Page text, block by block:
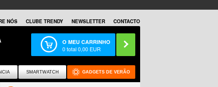
NÓS CLUBE TRENDY NEWSLETTER CONTACTO
O MEU CARRINHO
0total0,00 EUR
SMARTWATCH GADGETS DE VERÃO